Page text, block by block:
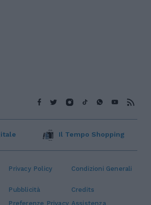
Privacy Policy Condizioni Generali
Pubblicità
Credits
Preferenze Privacy Assistenza
Il Tempo Shopping